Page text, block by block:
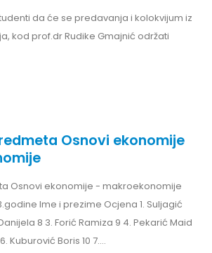
da će se predavanja i kolokvijum iz
kod prof.dr Rudike Gmajnić održati
Osnovi ekonomije
Osnovi ekonomije - makroekonomije
Ime i prezime Ocjena 1. Suljagić
8 3. Forić Ramiza 9 4. Pekarić Maid
Kuburović Boris 10 7....